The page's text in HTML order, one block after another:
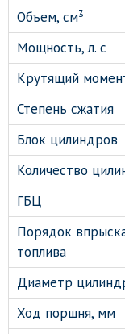
Объем, см³
Мощность, л. с
Крутящий
Степень сжатия
Блок цилиндров
Количество
ГБЦ
Порядок
топлива
Диаметр
Ход поршня, мм